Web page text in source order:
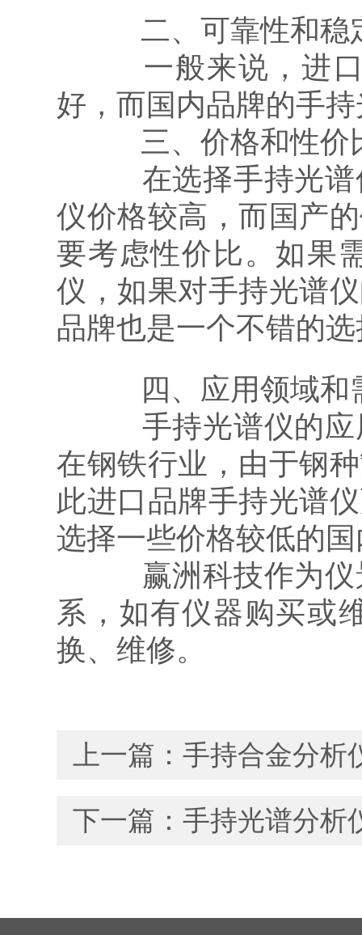
二、可靠性和稳
一般来说，进口
好，而国内品牌的手
三、价格和性价
在选择手持光谱
仪价格较高，而国产
要考虑性价比。如果
仪，如果对手持光谱
品牌也是一个不错的
四、应用领域和
手持光谱仪的应
在钢铁行业，由于钢
此进口品牌手持光谱
选择一些价格较低的
赢洲科技作为仪
系，如有仪器购买或
换、维修。
上一篇： 手持合金分析
下一篇： 手持光谱分析